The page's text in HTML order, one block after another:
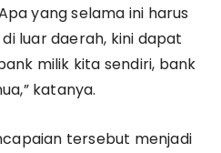
yang selama ini harus
luar daerah, kini dapat
milik kita sendiri, bank
katanya.
tersebut menjadi